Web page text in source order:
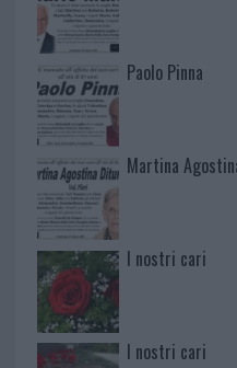
Paolo Pinna
Martina
I nostri cari
I nostri cari